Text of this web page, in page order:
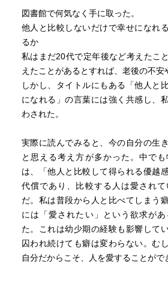
図書館で何気なく手に取った。
他人と比較しないだけで幸せになれ
るか
私はまだ20代で定年後など考えたこ
えたことがあるとすれば、老後の不安
しかし、タイトルにもある「他人と
になれる」の言葉には強く共感し、
わされた。
実際に読んでみると、今の自分の生
と思える考え方が多かった。中で
は、「他人と比較して得られる優越
代償であり、比較する人は愛され
だ。私は普段から人と比べてしまう
には「愛されたい」という欲求が
た。これは幼少期の経験も影響して
囚われ続けても癖は変わらない。む
自分だからこそ、人を愛することがで